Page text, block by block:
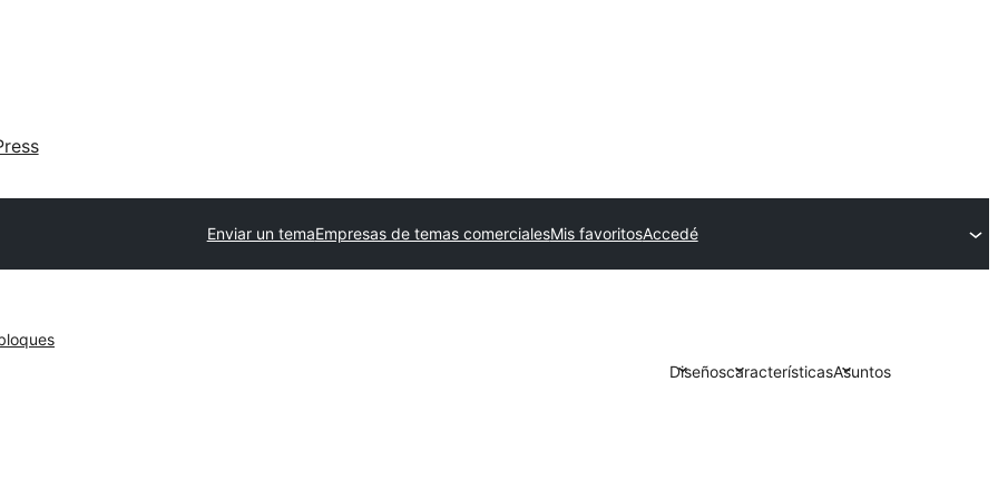
Enviar un temaEmpresas de temas comercialesMis favoritosAccedé
DiseñoscaracterísticasAsuntos